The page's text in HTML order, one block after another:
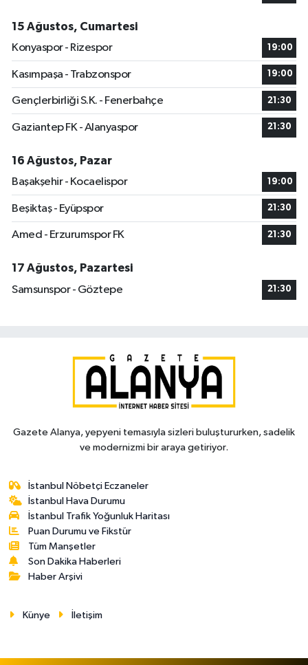
15 Ağustos, Cumartesi
Konyaspor - Rizespor
19:00
Kasımpaşa - Trabzonspor 19:00
Gençlerbirliği S.K. - Fenerbahçe 21:30
Gaziantep FK - Alanyaspor 21:30
16 Ağustos, Pazar
Başakşehir - Kocaelispor
19:00
Beşiktaş - Eyüpspor 21:30
Amed - Erzurumspor FK 21:30
17 Ağustos, Pazartesi
Samsunspor - Göztepe
21:30
Gazete Alanya, yepyeni temasıyla sizleri buluştururken, sadelik
ve modernizmi bir araya getiriyor.
İstanbul Nöbetçi Eczaneler
İstanbul Hava Durumu
İstanbul Trafik Yoğunluk Haritası
Puan Durumu ve Fikstür
Tüm Manşetler
Son Dakika Haberleri
Haber Arşivi
Künye İletişim